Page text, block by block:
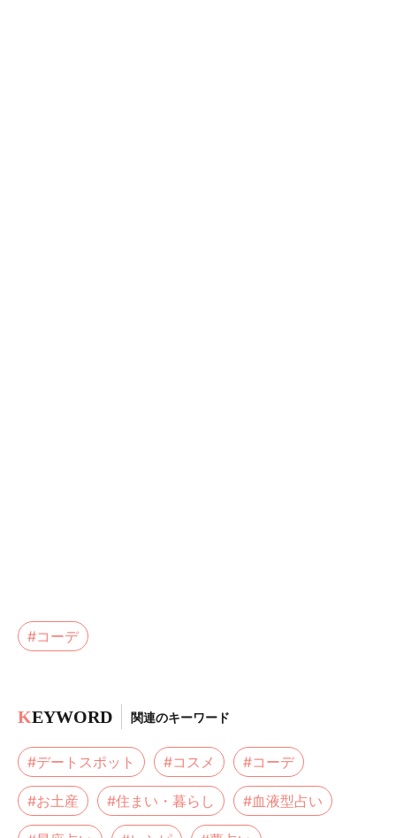
#コーデ
KEYWORD 関連のキーワード
#デートスポット #コスメ #コーデ
#お土産 #住まい・暮らし #血液型占い